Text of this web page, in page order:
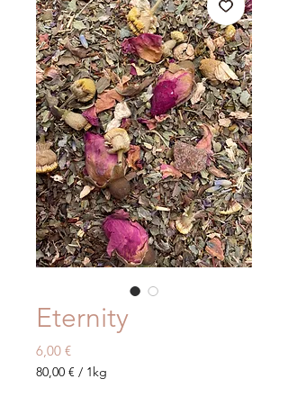
Eternity
6,00 €Prix
80,00 € / 1kg